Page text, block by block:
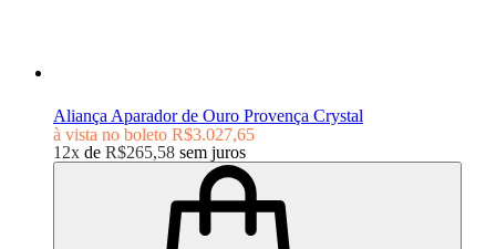
Aliança Aparador de Ouro Provença Crystal
à vista no boleto R$3.027,65
12x de R$265,58 sem juros